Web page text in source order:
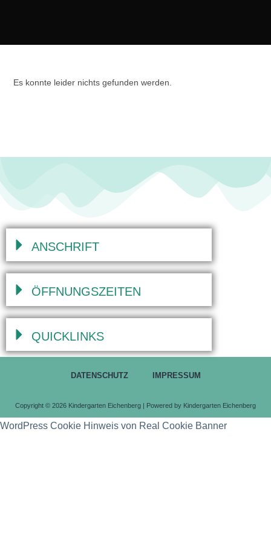
Es konnte leider nichts gefunden werden.
ANSCHRIFT
ÖFFNUNGSZEITEN
QUICKLINKS
DATENSCHUTZ IMPRESSUM
Copyright © 2026 Kindergarten Eichenberg | Powered by Kindergarten Eichenberg
WordPress Cookie Hinweis von Real Cookie Banner